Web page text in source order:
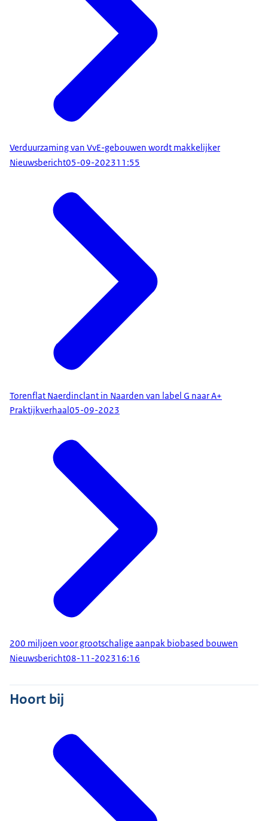
Verduurzaming van VvE-gebouwen wordt makkelijker
Nieuwsbericht05-09-202311:55
Torenflat Naerdinclant in Naarden van label G naar A+
Praktijkverhaal05-09-2023
200 miljoen voor grootschalige aanpak biobased bouwen
Nieuwsbericht08-11-202316:16
Hoort bij